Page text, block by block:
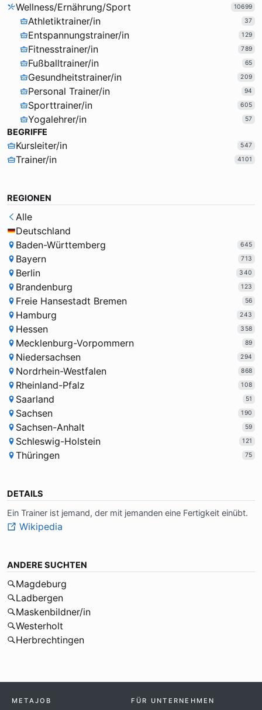
Wellness/Ernährung/Sport 10699
Athletiktrainer/in 37
Entspannungstrainer/in 129
Fitnesstrainer/in 789
Fußballtrainer/in 65
Gesundheitstrainer/in 209
Personal Trainer/in 94
Sporttrainer/in 605
Yogalehrer/in 57
BEGRIFFE
Kursleiter/in 547
Trainer/in 4101
REGIONEN
Alle
Deutschland
Baden-Württemberg
645
Bayern 713
Berlin 340
Brandenburg 123
Freie Hansestadt Bremen 56
Hamburg 243
Hessen 358
Mecklenburg-Vorpommern 89
Niedersachsen 294
Nordrhein-Westfalen 868
Rheinland-Pfalz 108
Saarland 51
Sachsen 190
Sachsen-Anhalt 59
Schleswig-Holstein 121
Thüringen 75
DETAILS
Ein Trai­ner ist je­mand, der mit je­man­den ei­ne Fer­tig­keit ein­übt.
Wikipedia
ANDERE SUCHTEN
Magdeburg
Ladbergen
Maskenbildner/in
Westerholt
Herbrechtingen
METAJOB FÜR UNTERNEHMEN